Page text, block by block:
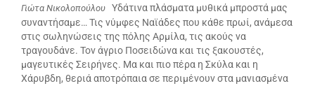
Γιώτα Νικολοπούλου Υδάτινα πλάσματα μυθικά μπροστά μας
συναντήσαμε… Τις νύμφες Ναϊάδες που κάθε πρωί, ανάμεσα
στις σωληνώσεις της πόλης Αρμίλα, τις ακούς να
τραγουδάνε. Τον άγριο Ποσειδώνα και τις ξακουστές,
μαγευτικές Σειρήνες. Μα και πιο πέρα η Σκύλα και η
Χάρυβδη, θεριά αποτρόπαια σε περιμένουν στα μανιασμένα